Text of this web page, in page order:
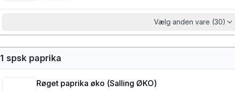
Vælg anden vare (30)
1 spsk paprika
Røget paprika øko (Salling ØKO)